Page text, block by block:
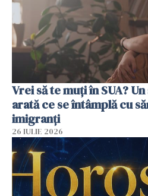
Vrei să te muți în SUA?
arată ce se întâmplă cu
imigranți
26 IULIE 2026